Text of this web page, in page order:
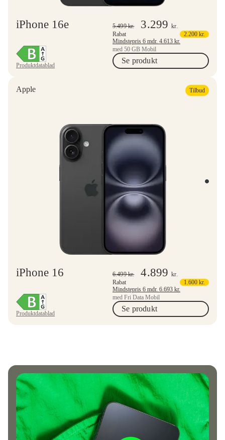
iPhone 16e
Produktdatablad
5.499kr. 3.299kr.
Rabat
2.200 kr.
Mindstepris 6 mdr. 4.613 kr.
med 50 GB Mobil
Se produkt
Apple Tilbud
iPhone 16
Produktdatablad
6.499kr. 4.899kr.
Rabat
1.600 kr.
Mindstepris 6 mdr. 6.693 kr.
med Fri Data Mobil
Se produkt